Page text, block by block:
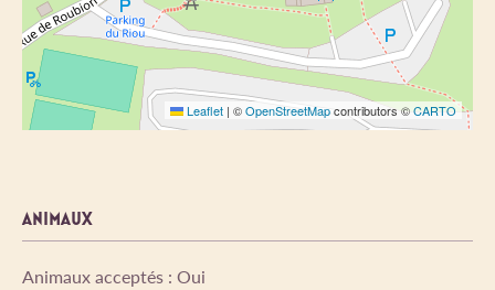
Leaflet | ©OpenStreetMapcontributors ©CARTO
ANIMAUX
Animaux acceptés : Oui